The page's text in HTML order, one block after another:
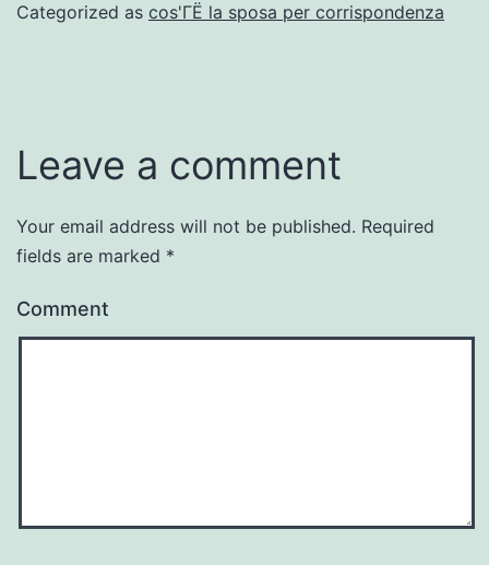
Categorized as cos'ГЁ la sposa per corrispondenza
Leave a comment
Your email address will not be published. Required
fields are marked *
Comment